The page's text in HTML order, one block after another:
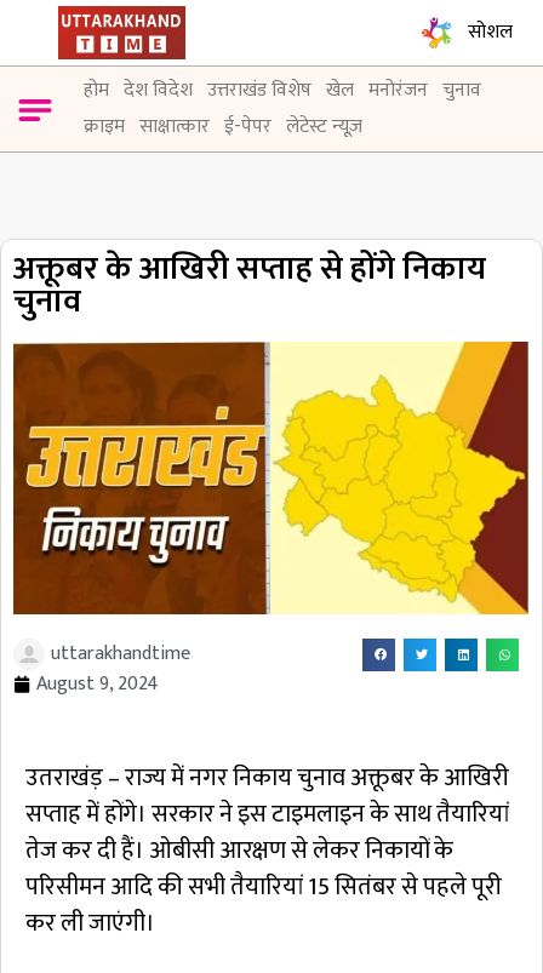
सोशल
होम देश विदेश उत्तराखंड विशेष खेल मनोरंजन चुनाव
क्राइम साक्षात्कार ई-पेपर लेटेस्ट न्यूज़
अक्तूबर के आखिरी सप्ताह से होंगे निकाय
चुनाव
uttarakhandtime
August 9, 2024
उतराखंड़ – राज्य में नगर निकाय चुनाव अक्तूबर के आखिरी
सप्ताह में होंगे। सरकार ने इस टाइमलाइन के साथ तैयारियां
तेज कर दी हैं। ओबीसी आरक्षण से लेकर निकायों के
परिसीमन आदि की सभी तैयारियां 15 सितंबर से पहले पूरी
कर ली जाएंगी।